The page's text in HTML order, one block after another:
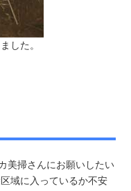
した。
美掃さんにお願いしたい
域に入っているか不安